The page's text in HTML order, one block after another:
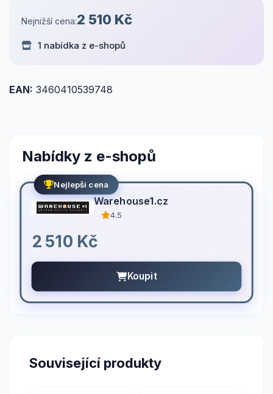
Nejnižší cena:2 510 Kč
1 nabídka z e-shopů
EAN: 3460410539748
Nabídky z e-shopů
Nejlepší cena
Warehouse1.cz
4.5
2 510 Kč
Koupit
Související produkty